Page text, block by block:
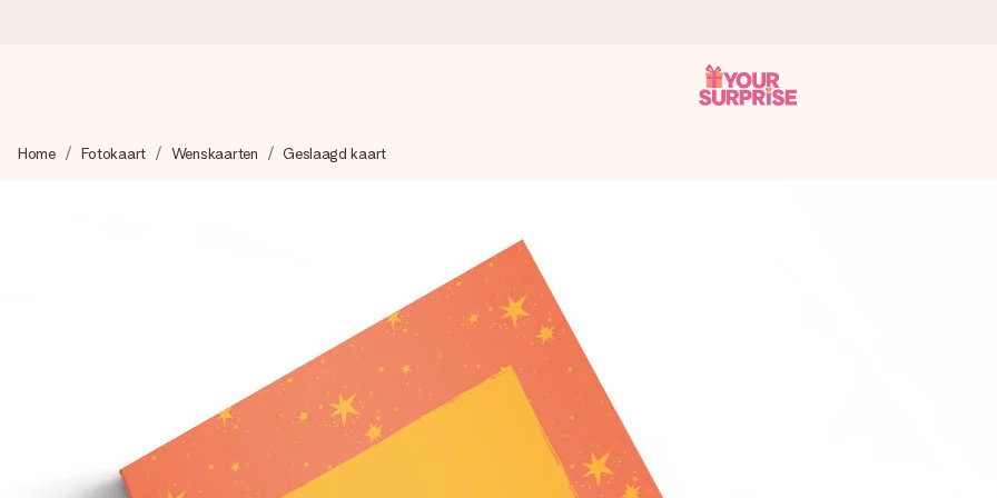
We maken jouw cadeau met zorg en zorgen dat het razendsnel onderweg is - zodat jij kunt geven op precies het juiste moment,
Onze cadeaus worden gewaardeerd. Klanten beoordelen ons met een 4,7 op Google Reviews
Je maakt in een paar stappen iets unieks – met haar naam, jullie foto of een boodschap die raakt. Zonder gedoe, maar met alle
Home Fotokaart Wenskaarten Geslaagd kaart